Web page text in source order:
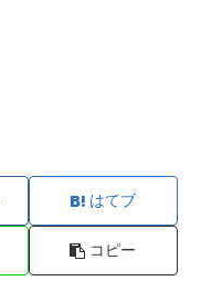
はてブ
コピー